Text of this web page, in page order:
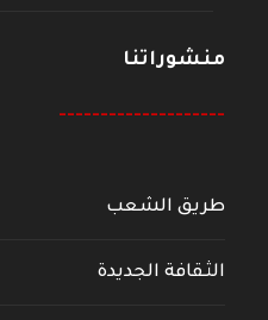
منشوراتنا
--------------------
طريق الشعب
الثقافة الجديدة